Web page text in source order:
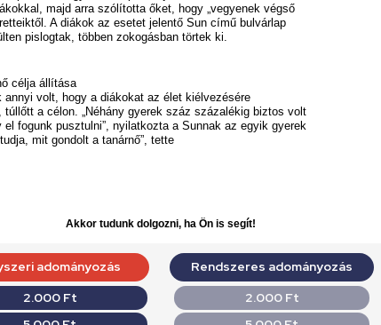
majd arra szólította őket, hogy „vegyenek végső
A diákok az esetet jelentő Sun című bulvárlap
pislogtak, többen zokogásban törtek ki.
célja állítása
annyi volt, hogy a diákokat az élet kiélvezésére
túllőtt a célon. „Néhány gyerek száz százalékig biztos volt
el fogunk pusztulni”, nyilatkozta a Sunnak az egyik gyerek
mit gondolt a tanárnő”, tette
Akkor tudunk dolgozni, ha Ön is segít!